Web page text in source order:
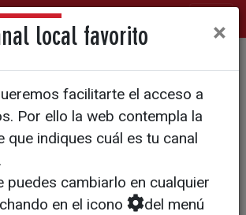
- Manuel
local favorito ×
facilitarte el acceso a
Por ello la web contempla la
que indiques cuál es tu canal
puedes cambiarlo en cualquier
en el icono
del menú